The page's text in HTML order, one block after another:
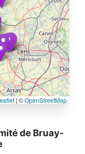
| ©OpenStreetMap
de Bruay-